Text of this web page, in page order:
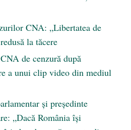
CNA: „Libertatea de
la tăcere
de cenzură după
a unui clip video din mediul
și președinte
„Dacă România își